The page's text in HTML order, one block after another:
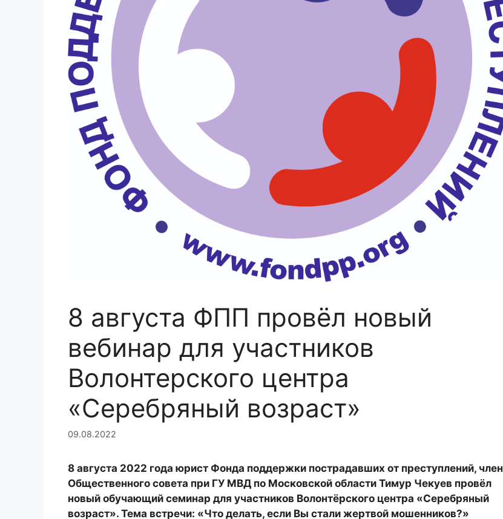
8 августа ФПП провёл новый
вебинар для участников
Волонтерского центра
«Серебряный возраст»
09.08.2022
8 августа 2022 года юрист Фонда поддержки пострадавших от преступлений, член
Общественного совета при ГУ МВД по Московской области Тимур Чекуев провёл
новый обучающий семинар для участников Волонтёрского центра «Серебряный
возраст». Тема встречи: «Что делать, если Вы стали жертвой мошенников?»